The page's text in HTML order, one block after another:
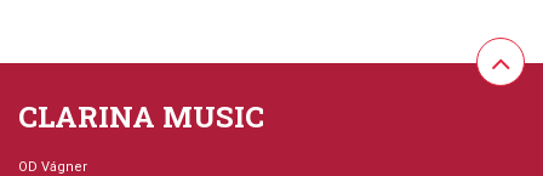
CLARINA MUSIC
OD Vágner